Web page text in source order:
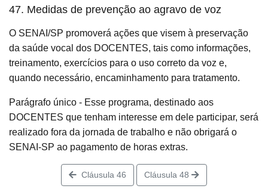
47. Medidas de prevenção ao agravo de voz
O SENAI/SP promoverá ações que visem à preservação
da saúde vocal dos DOCENTES, tais como informações,
treinamento, exercícios para o uso correto da voz e,
quando necessário, encaminhamento para tratamento.
Parágrafo único - Esse programa, destinado aos
DOCENTES que tenham interesse em dele participar, será
realizado fora da jornada de trabalho e não obrigará o
SENAI-SP ao pagamento de horas extras.
Cláusula 46 Cláusula 48